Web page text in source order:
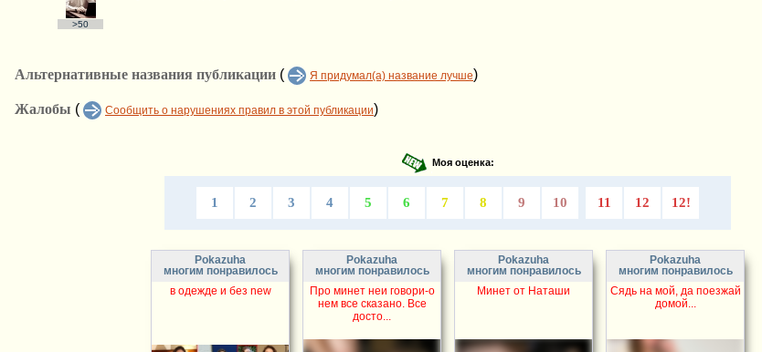
>50
Альтернативные названия публикации ( Я придумал(а) название лучше)
Жалобы ( Сообщить о нарушениях правил в этой публикации)
Моя оценка:
1 2 3 4 5 6 7 8 9 10 11 12 12!
Pokazuha
многим понравилось
в одежде и без new
Pokazuha
многим понравилось
Про минет неи говори-о
нем все сказано. Все
досто...
Pokazuha
многим понравилось
Минет от Наташи
Pokazuha
многим понравилось
Сядь на мой, да поезжай
домой...